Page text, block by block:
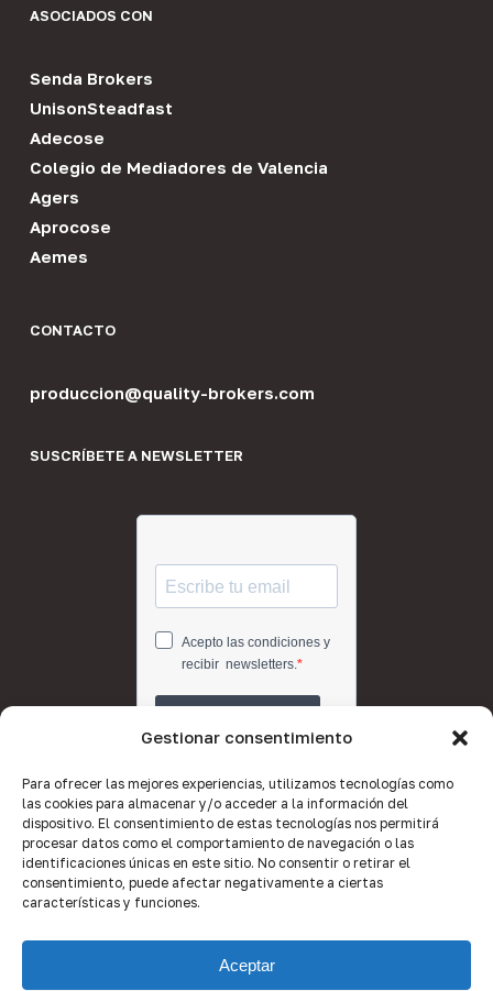
Gestionar consentimiento
Para ofrecer las mejores experiencias, utilizamos tecnologías como
las cookies para almacenar y/o acceder a la información del
dispositivo. El consentimiento de estas tecnologías nos permitirá
procesar datos como el comportamiento de navegación o las
identificaciones únicas en este sitio. No consentir o retirar el
consentimiento, puede afectar negativamente a ciertas
características y funciones.
Aceptar
ASOCIADOS CON
Senda Brokers
UnisonSteadfast
Adecose
Colegio de Mediadores de Valencia
Agers
Aprocose
Aemes
CONTACTO
produccion@quality-brokers.com
SUSCRÍBETE A NEWSLETTER